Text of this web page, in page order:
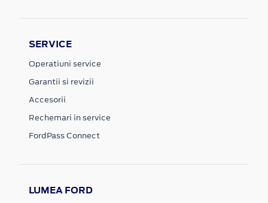
SERVICE
Operatiuni service
Garantii si revizii
Accesorii
Rechemari in service
FordPass Connect
LUMEA FORD